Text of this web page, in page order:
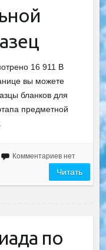
16 911 В
вы можете
бланков для
предметной
Комментариев нет
Читать
по